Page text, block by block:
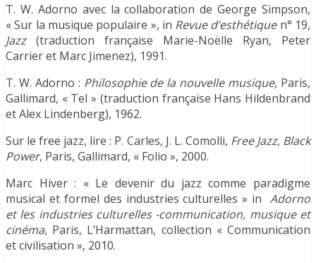
T. W. Adorno avec la collaboration de George Simpson,
« Sur la musique populaire », in Revue d’esthétiquen° 19,
Jazz(traduction française Marie-Noëlle Ryan, Peter
Carrier et Marc Jimenez), 1991.
T. W. Adorno : Philosophie de la nouvelle musique, Paris,
Gallimard, « Tel » (traduction française Hans Hildenbrand
et Alex Lindenberg), 1962.
Sur le free jazz, lire : P. Carles, J. L. Comolli, Free Jazz, Black
Power, Paris, Gallimard, « Folio », 2000.
Marc Hiver : « Le devenir du jazz comme paradigme
musical et formel des industries culturelles » in Adorno
et les industries culturelles -communication, musique et
cinéma, Paris, L’Harmattan, collection « Communication
et civilisation », 2010.